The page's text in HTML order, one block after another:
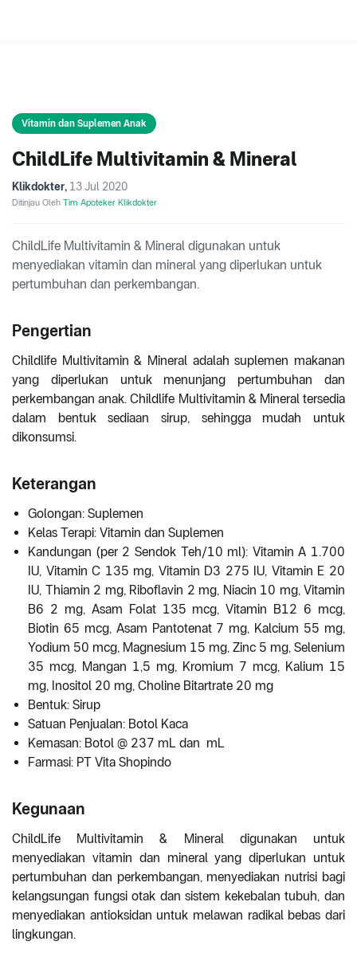
Vitamin dan Suplemen Anak
ChildLife Multivitamin & Mineral
Klikdokter, 13 Jul 2020
Ditinjau Oleh Tim Apoteker Klikdokter
ChildLife Multivitamin & Mineral digunakan untuk
menyediakan vitamin dan mineral yang diperlukan untuk
pertumbuhan dan perkembangan.
Pengertian
Childlife Multivitamin & Mineral adalah suplemen makanan
yang diperlukan untuk menunjang pertumbuhan dan
perkembangan anak. Childlife Multivitamin & Mineral tersedia
dalam bentuk sediaan sirup, sehingga mudah untuk
dikonsumsi.
Keterangan
Golongan: Suplemen
Kelas Terapi: Vitamin dan Suplemen
Kandungan (per 2 Sendok Teh/10 ml): Vitamin A 1.700
IU, Vitamin C 135 mg, Vitamin D3 275 IU, Vitamin E 20
IU, Thiamin 2 mg, Riboflavin 2 mg, Niacin 10 mg, Vitamin
B6 2 mg, Asam Folat 135 mcg, Vitamin B12 6 mcg,
Biotin 65 mcg, Asam Pantotenat 7 mg, Kalcium 55 mg,
Yodium 50 mcg, Magnesium 15 mg, Zinc 5 mg, Selenium
35 mcg, Mangan 1,5 mg, Kromium 7 mcg, Kalium 15
mg, Inositol 20 mg, Choline Bitartrate 20 mg
Bentuk: Sirup
Satuan Penjualan: Botol Kaca
Kemasan: Botol @ 237 mL dan mL
Farmasi: PT Vita Shopindo
Kegunaan
ChildLife Multivitamin & Mineral digunakan untuk
menyediakan vitamin dan mineral yang diperlukan untuk
pertumbuhan dan perkembangan, menyediakan nutrisi bagi
kelangsungan fungsi otak dan sistem kekebalan tubuh, dan
menyediakan antioksidan untuk melawan radikal bebas dari
lingkungan.